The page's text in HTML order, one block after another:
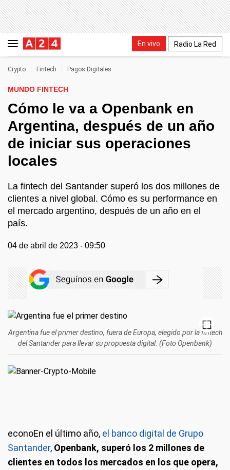
En vivo Radio La Red
Crypto Fintech Pagos Digitales
MUNDO FINTECH
Cómo le va a Openbank en
Argentina, después de un año
de iniciar sus operaciones
locales
La fintech del Santander superó los dos millones de
clientes a nivel global. Cómo es su performance en
el mercado argentino, después de un año en el
país.
04 de abril de 2023 - 09:50
Argentina fue el primer destino, fuera de Europa, elegido por la fintech
del Santander para llevar su propuesta digital. (Foto Openbank)
econoEn el último año, el banco digital de Grupo
Santander, Openbank, superó los 2 millones de
clientes en todos los mercados en los que opera,